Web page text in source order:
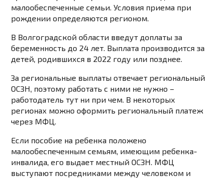
малообеспеченные семьи. Условия приема при
рождении определяются регионом.
В Волгоградской области введут доплаты за
беременность до 24 лет. Выплата производится за
детей, родившихся в 2022 году или позднее.
За региональные выплаты отвечает региональный
ОСЗН, поэтому работать с ними не нужно –
работодатель тут ни при чем. В некоторых
регионах можно оформить региональный платеж
через МФЦ.
Если пособие на ребенка положено
малообеспеченным семьям, имеющим ребенка-
инвалида, его выдает местный ОСЗН. МФЦ
выступают посредниками между человеком и